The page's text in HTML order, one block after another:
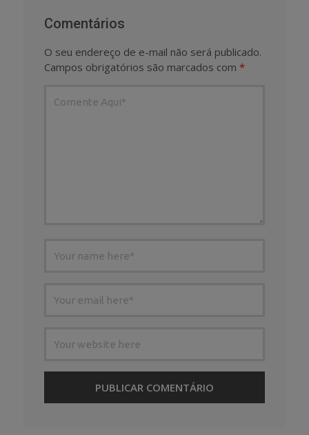
Comentários
O seu endereço de e-mail não será publicado.
Campos obrigatórios são marcados com *